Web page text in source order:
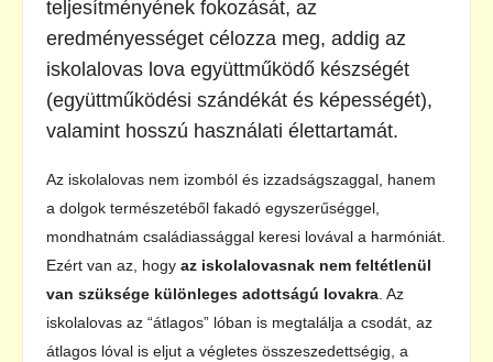
teljesítményének fokozását, az
eredményességet célozza meg, addig az
iskolalovas lova együttműködő készségét
(együttműködési szándékát és képességét),
valamint hosszú használati élettartamát.
Az iskolalovas nem izomból és izzadságszaggal, hanem
a dolgok természetéből fakadó egyszerűséggel,
mondhatnám családiassággal keresi lovával a harmóniát.
Ezért van az, hogy az iskolalovasnak nem feltétlenül
van szüksége különleges adottságú lovakra . Az
iskolalovas az “átlagos” lóban is megtalálja a csodát, az
átlagos lóval is eljut a végletes összeszedettségig, a